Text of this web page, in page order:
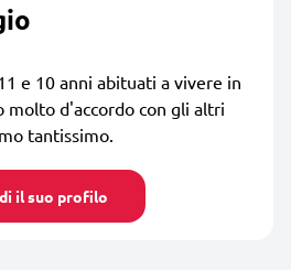
e 10 anni abituati a vivere in
molto d'accordo con gli altri
tantissimo.
il suo profilo